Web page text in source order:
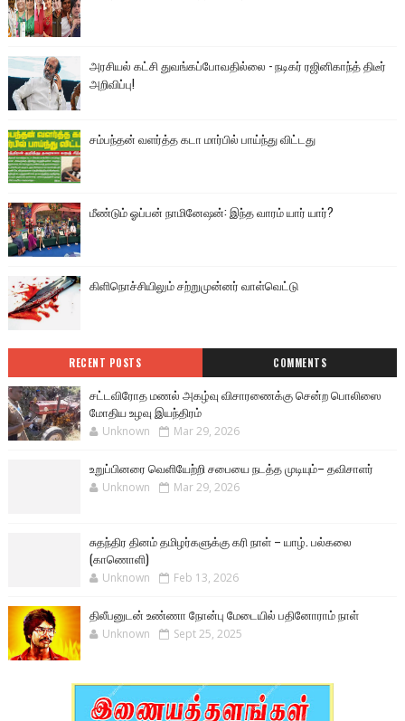
அரசியல் கட்சி துவங்கப்போவதில்லை - நடிகர் ரஜினிகாந்த் திடீர்
அறிவிப்பு!
சம்பந்தன் வளர்த்த கடா மார்பில் பாய்ந்து விட்டது
மீண்டும் ஓப்பன் நாமினேஷன்: இந்த வாரம் யார் யார்?
கிளிநொச்சியிலும் சற்றுமுன்னர் வாள்வெட்டு
RECENT POSTS COMMENTS
சட்டவிரோத மணல் அகழ்வு விசாரணைக்கு சென்ற பொலிஸை
மோதிய உழவு இயந்திரம்
Unknown Mar 29, 2026
உறுப்பினரை வெளியேற்றி சபையை நடத்த முடியும்– தவிசாளர்
Unknown Mar 29, 2026
சுதந்திர தினம் தமிழர்களுக்கு கரி நாள் – யாழ். பல்கலை
(காணொளி)
Unknown Feb 13, 2026
திலீபனுடன் உண்ணா நோன்பு மேடையில் பதினோராம் நாள்
Unknown Sept 25, 2025